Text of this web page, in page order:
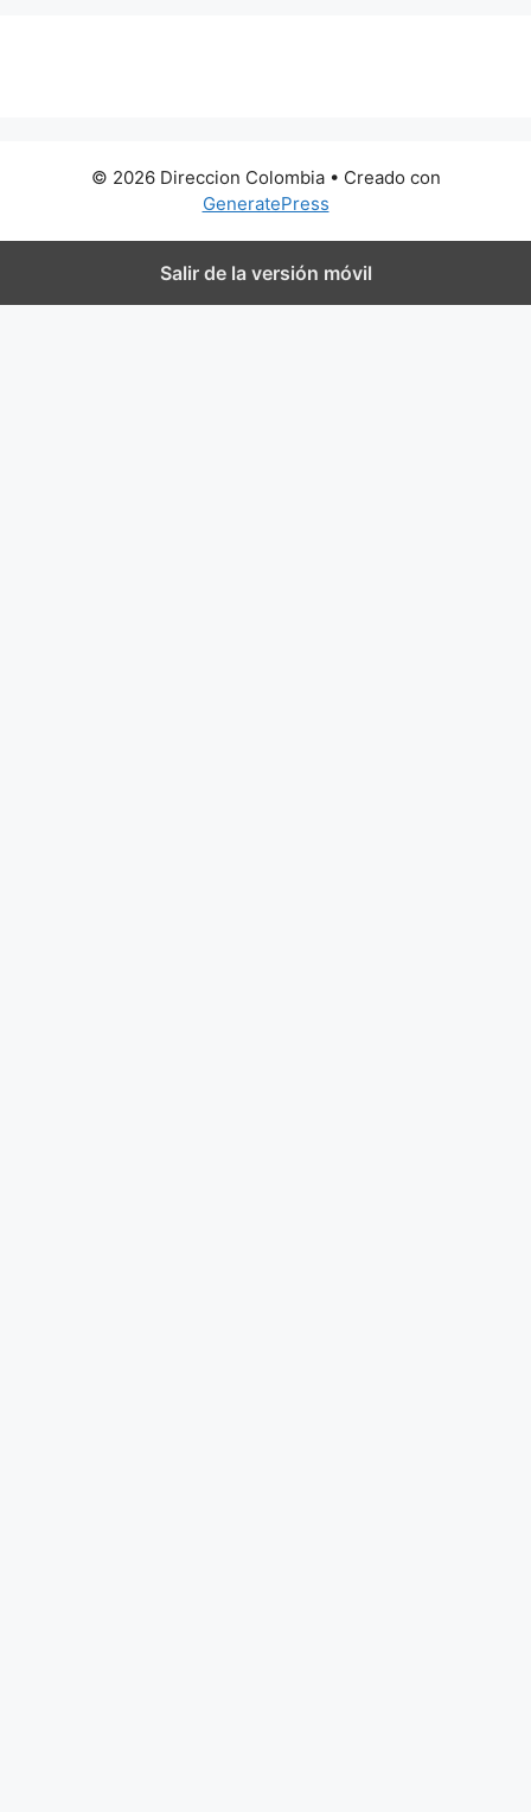
© 2026 Direccion Colombia• Creado con
GeneratePress
Salir de la versión móvil